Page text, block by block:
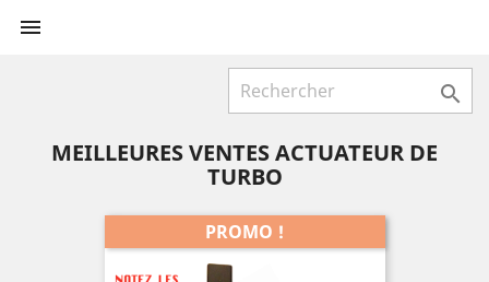


MEILLEURES VENTES ACTUATEUR DE
TURBO
PROMO !